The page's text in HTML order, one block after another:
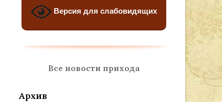
Версия для слабовидящих
Все новости прихода
Архив